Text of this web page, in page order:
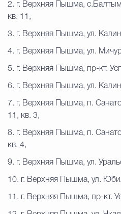
2. г. Верхняя Пышма,
кв. 11,
3. г. Верхняя Пышма, ул.
4. г. Верхняя Пышма, ул.
5. г. Верхняя Пышма, пр-кт.
6. г. Верхняя Пышма, ул.
7. г. Верхняя Пышма, п.
11, кв. 3,
8. г. Верхняя Пышма, п.
кв. 4,
9. г. Верхняя Пышма, ул.
10. г. Верхняя Пышма, ул.
11. г. Верхняя Пышма, пр-кт.